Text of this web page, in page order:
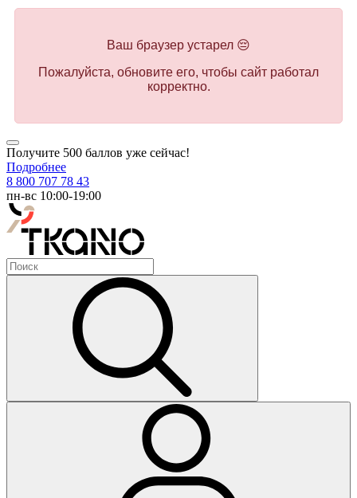
Ваш браузер устарел 😔
Пожалуйста, обновите его, чтобы сайт работал
корректно.
Получите 500 баллов уже сейчас!
Подробнее
8 800 707 78 43
пн-вс 10:00-19:00